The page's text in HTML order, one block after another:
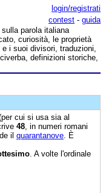
login/registrati
contest - guida
parola italiana
curiosità, le proprietà
i suoi divisori, traduzioni,
definizioni storiche,
cui si usa sia al
48 , in numeri romani
il quarantanove . È
. A volte l'ordinale